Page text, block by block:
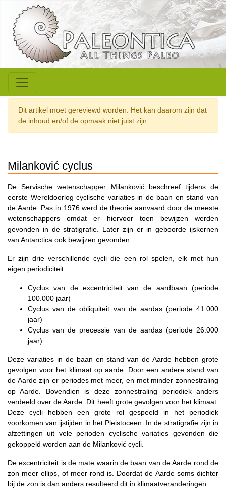
Dit artikel moet gereviewd worden. Het kan daarom zijn dat
de inhoud en/of de opmaak niet juist zijn.
Milanković cyclus
De Servische wetenschapper Milanković beschreef tijdens de
eerste Wereldoorlog cyclische variaties in de baan en stand van
de Aarde. Pas in 1976 werd de theorie aanvaard door de meeste
wetenschappers omdat er hiervoor toen bewijzen werden
gevonden in de stratigrafie. Later zijn er in geboorde ijskernen
van Antarctica ook bewijzen gevonden.
Er zijn drie verschillende cycli die een rol spelen, elk met hun
eigen periodiciteit:
Cyclus van de excentriciteit van de aardbaan (periode
100.000 jaar)
Cyclus van de obliquiteit van de aardas (periode 41.000
jaar)
Cyclus van de precessie van de aardas (periode 26.000
jaar)
Deze variaties in de baan en stand van de Aarde hebben grote
gevolgen voor het klimaat op aarde. Door een andere stand van
de Aarde zijn er periodes met meer, en met minder zonnestraling
op Aarde. Bovendien is deze zonnestraling periodiek anders
verdeeld over de Aarde. Dit heeft grote gevolgen voor het klimaat.
Deze cycli hebben een grote rol gespeeld in het periodiek
voorkomen van ijstijden in het Pleistoceen. In de stratigrafie zijn in
afzettingen uit vele perioden cyclische variaties gevonden die
gekoppeld worden aan de Milanković cycli.
De excentriciteit is de mate waarin de baan van de Aarde rond de
zon meer ellips, of meer rond is. Doordat de Aarde soms dichter
bij de zon is dan anders resulteerd dit in klimaatveranderingen.